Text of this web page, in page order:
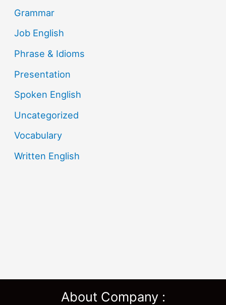
Grammar
Job English
Phrase & Idioms
Presentation
Spoken English
Uncategorized
Vocabulary
Written English
About Company :